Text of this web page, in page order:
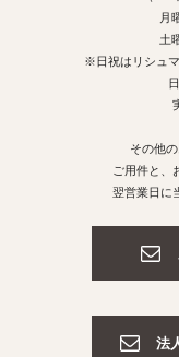
月
土
※日祝はリシュマ
その他
ご用件と、
翌営業日に
法